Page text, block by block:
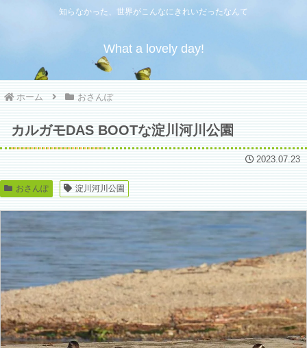
知らなかった、世界がこんなにきれいだったなんて
What a lovely day!
ホーム おさんぽ
カルガモDAS BOOTな淀川河川公園
2023.07.23
おさんぽ 淀川河川公園